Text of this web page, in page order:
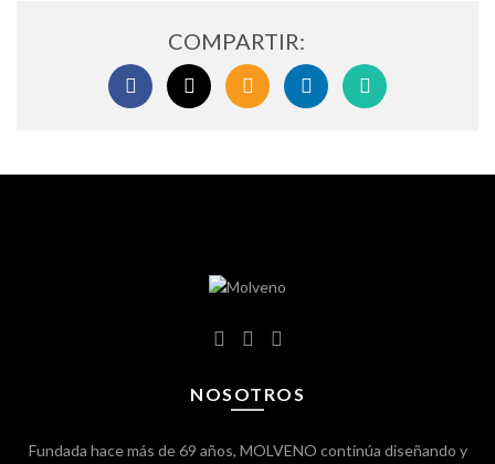
NOSOTROS
Fundada hace más de 69 años, MOLVENO continúa diseñando y